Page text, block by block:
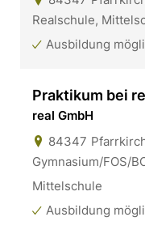
Realschule,
Ausbildung
Praktikum bei
real GmbH
84347
Gymnasium/FOS/
Mittelschule
Ausbildung